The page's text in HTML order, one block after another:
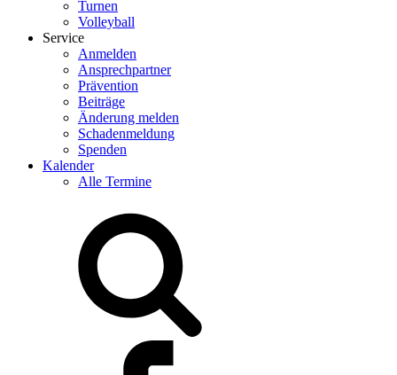
Turnen
Volleyball
Service
Anmelden
Ansprechpartner
Prävention
Beiträge
Änderung melden
Schadenmeldung
Spenden
Kalender
Alle Termine